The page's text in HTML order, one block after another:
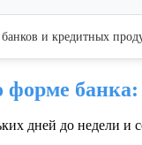
и кредитных
форме
дней до недели и